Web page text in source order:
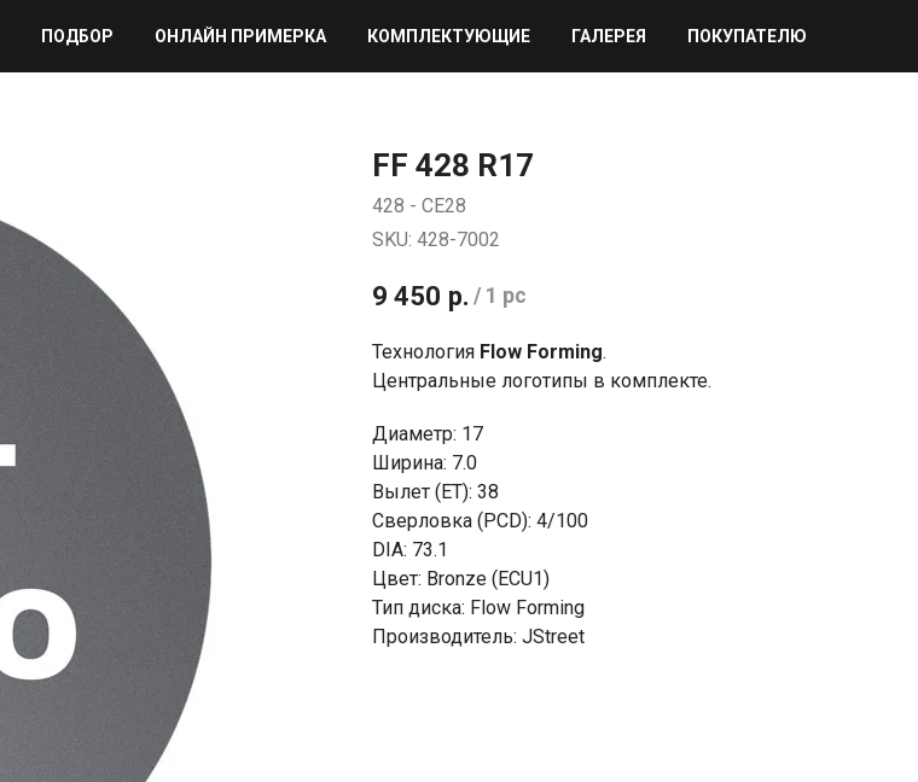
ПОДБОР ОНЛАЙН ПРИМЕРКА КОМПЛЕКТУЮЩИЕ ГАЛЕРЕЯ ПОКУПАТЕЛЮ
FF 428 R17
428 - CE28
SKU: 428-7002
9 450 р. / 1 pc
Технология Flow Forming.
Центральные логотипы в комплекте.
Диаметр: 17
Ширина: 7.0
Вылет (ET): 38
Сверловка (PCD): 4/100
DIA: 73.1
Цвет: Bronze (ECU1)
Тип диска: Flow Forming
Производитель: JStreet